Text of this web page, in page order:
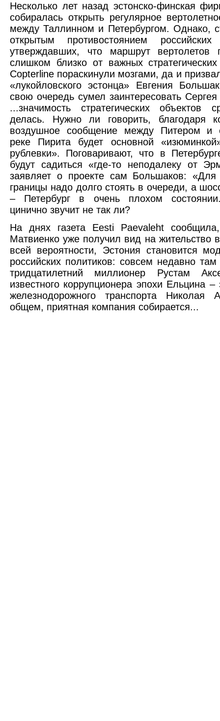
Несколько лет назад эстонско-финская
собиралась открыть регулярное
между Таллинном и Петербургом. Однако,
открытым противостоянием российских
утверждавших, что маршрут вертолетов
слишком близко от важных
Copterline пораскинули мозгами, да и
«лукойловского эстонца» Евгения
свою очередь сумел заинтересовать
...значимость стратегических объектов
делась. Нужно ли говорить, благодаря
воздушное сообщение между Питером и
реке Пирита будет основной
рублевки». Поговаривают, что в
будут садиться «где-то неподалеку от
заявляет о проекте сам Большаков: «Для
границы надо долго стоять в очереди, а
– Петербург в очень плохом
цинично звучит не так ли?
На днях газета Eesti Paevaleht
Матвиенко уже получил вид на жительство
всей вероятности, Эстония становится
российских политиков: совсем недавно там
тридцатилетний миллионер Рустам
известного коррупционера эпохи Ельцина –
железнодорожного транспорта Николая
общем, приятная компания собирается...